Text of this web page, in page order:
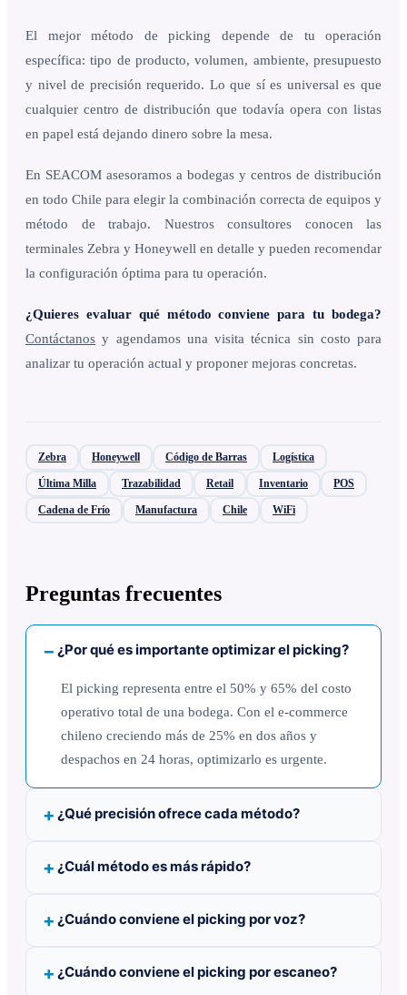
El mejor método de picking depende de tu operación
específica: tipo de producto, volumen, ambiente, presupuesto
y nivel de precisión requerido. Lo que sí es universal es que
cualquier centro de distribución que todavía opera con listas
en papel está dejando dinero sobre la mesa.
En SEACOM asesoramos a bodegas y centros de distribución
en todo Chile para elegir la combinación correcta de equipos y
método de trabajo. Nuestros consultores conocen las
terminales Zebra y Honeywell en detalle y pueden recomendar
la configuración óptima para tu operación.
¿Quieres evaluar qué método conviene para tu bodega?
Contáctanos y agendamos una visita técnica sin costo para
analizar tu operación actual y proponer mejoras concretas.
Zebra Honeywell Código de Barras Logística
Última Milla Trazabilidad Retail Inventario POS
Cadena de Frío Manufactura Chile WiFi
Preguntas frecuentes
¿Por qué es importante optimizar el picking?
El picking representa entre el 50% y 65% del costo
operativo total de una bodega. Con el e-commerce
chileno creciendo más de 25% en dos años y
despachos en 24 horas, optimizarlo es urgente.
¿Qué precisión ofrece cada método?
¿Cuál método es más rápido?
¿Cuándo conviene el picking por voz?
¿Cuándo conviene el picking por escaneo?